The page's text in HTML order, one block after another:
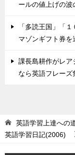
ールの値上げの波
「多読王国」「
マゾンギフト券を
課長島耕作がレア
なら英語フレーズ
英語学習上達への
英語学習日記(2006)